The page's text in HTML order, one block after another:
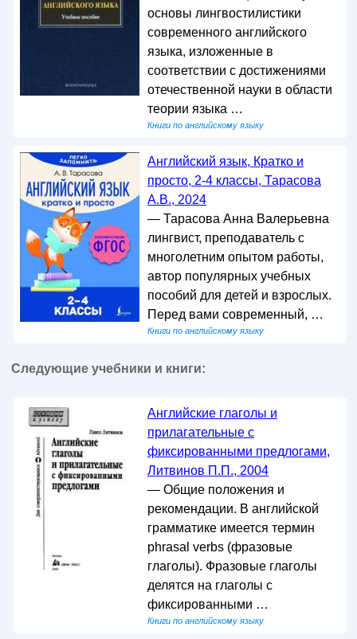
основы лингвостилистики
современного английского
языка, изложенные в
соответствии с достижениями
отечественной науки в области
теории языка …
Книги по английскому языку
Английский язык, Кратко и
просто, 2-4 классы, Тарасова
А.В., 2024
— Тарасова Анна Валерьевна
лингвист, преподаватель с
многолетним опытом работы,
автор популярных учебных
пособий для детей и взрослых.
Перед вами современный, …
Книги по английскому языку
Следующие учебники и книги:
Английские глаголы и
прилагательные с
фиксированными предлогами,
Литвинов П.П., 2004
— Общие положения и
рекомендации. В английской
грамматике имеется термин
phrasal verbs (фразовые
глаголы). Фразовые глаголы
делятся на глаголы с
фиксированными …
Книги по английскому языку